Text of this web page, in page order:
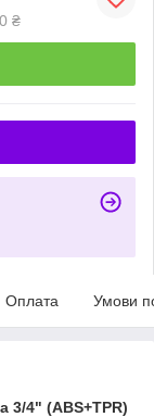
₴
Оплата Умови
3/4" (ABS+TPR)